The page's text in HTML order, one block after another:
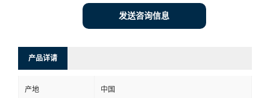
发送咨询信息
产品详请
产地 中国